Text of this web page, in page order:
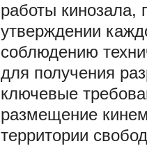
работы кинозала,
утверждении
соблюдению
для получения
ключевые
размещение
территории